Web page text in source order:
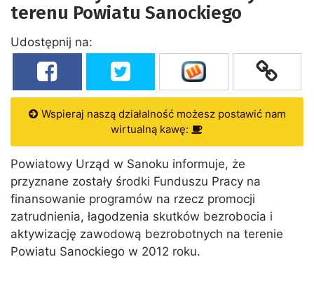
terenu Powiatu Sanockiego
Udostępnij na:
Wspieraj naszą działalność możesz postawić nam
wirtualną kawę:
Powiatowy Urząd w Sanoku informuje, że
przyznane zostały środki Funduszu Pracy na
finansowanie programów na rzecz promocji
zatrudnienia, łagodzenia skutków bezrobocia i
aktywizację zawodową bezrobotnych na terenie
Powiatu Sanockiego w 2012 roku.